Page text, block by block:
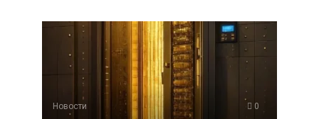
Новости 0